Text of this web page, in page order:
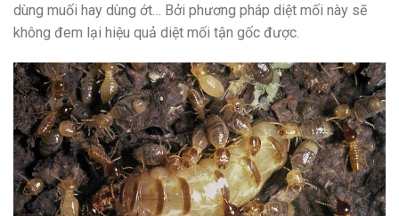
dùng muối hay dùng ớt… Bởi phương pháp diệt mối này sẽ
không đem lại hiệu quả diệt mối tận gốc được.